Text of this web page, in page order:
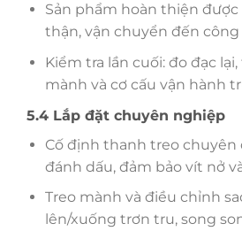
Sản phẩm hoàn thiện
thận, vận chuyển đến
Kiểm tra lần cuối: đo đạc
mành và cơ cấu vận hành
5.4 Lắp đặt chuyên nghiệp
Cố định thanh treo chuyên
đánh dấu, đảm bảo vít nở
Treo mành và điều chỉnh
lên/xuống trơn tru, song